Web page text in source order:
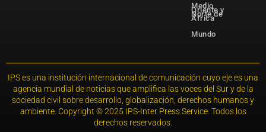
Medio
Oriente y
Norte de
África
Mundo
IPS es una institución internacional de comunicación cuyo eje es una
agencia mundial de noticias que amplifica las voces del Sur y de la
sociedad civil sobre desarrollo, globalización, derechos humanos y
ambiente. Copyright © 2025 IPS-Inter Press Service. Todos los
derechos reservados.